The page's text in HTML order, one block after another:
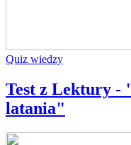
Quiz wiedzy
Test z Lektury -
latania"